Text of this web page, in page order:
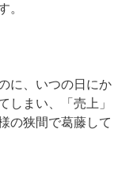
。
に、いつの日にか
しまい、「売上」
の狭間で葛藤して